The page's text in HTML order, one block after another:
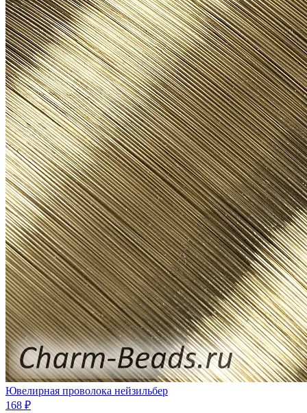
Ювелирная проволока нейзильбер
168 ₽